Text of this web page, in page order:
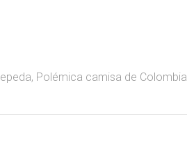
, Polémica camisa de Colombia